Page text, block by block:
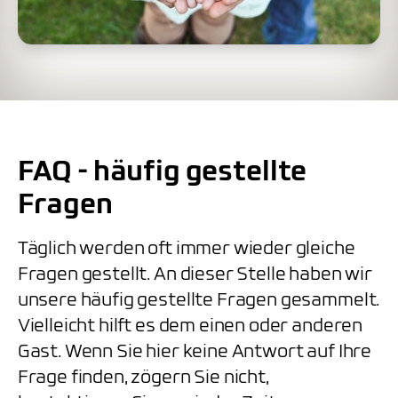
FAQ - häufig gestellte
Fragen
Täglich werden oft immer wieder gleiche
Fragen gestellt. An dieser Stelle haben wir
unsere häufig gestellte Fragen gesammelt.
Vielleicht hilft es dem einen oder anderen
Gast. Wenn Sie hier keine Antwort auf Ihre
Frage finden, zögern Sie nicht,